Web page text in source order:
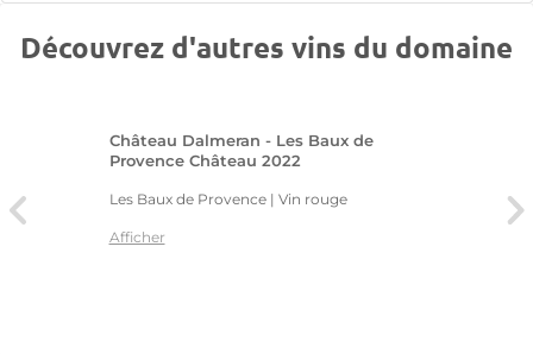
Découvrez d'autres vins du domaine
Château Dalmeran - Les Baux de
Provence Château 2022
Les Baux de Provence | Vin rouge
Afficher